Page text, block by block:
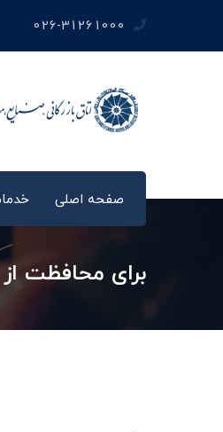
026-31261000
صفحه اصلی
برای محافظت